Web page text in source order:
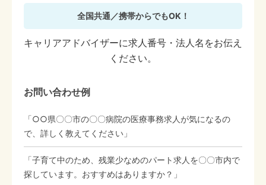
全国共通／携帯からでもOK！
キャリアアドバイザーに求人番号・法人名をお伝え
ください。
お問い合わせ例
「○○県〇〇市の〇〇病院の医療事務求人が気になるの
で、詳しく教えてください」
「子育て中のため、残業少なめのパート求人を〇〇市内で
探しています。おすすめはありますか？」